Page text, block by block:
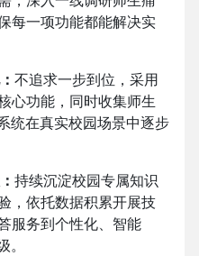
每一项功能都能解决实
不追求一步到位，采用
心功能，同时收集师生
统在真实校园场景中逐步
持续沉淀校园专属知识
，依托数据积累开展技
服务到个性化、智能